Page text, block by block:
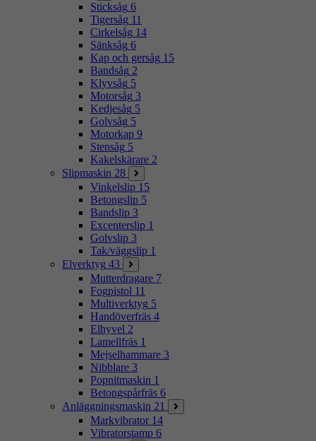
Sticksåg 6
Tigersåg 11
Cirkelsåg 14
Sänksåg 6
Kap och gersåg 15
Bandsåg 2
Klyvsåg 5
Motorsåg 3
Kedjesåg 5
Golvsåg 5
Motorkap 9
Stensåg 5
Kakelskärare 2
Slipmaskin 28
Vinkelslip 15
Betongslip 5
Bandslip 3
Excenterslip 1
Golvslip 3
Tak/väggslip 1
Elverktyg 43
Mutterdragare 7
Fogpistol 11
Multiverktyg 5
Handöverfräs 4
Elhyvel 2
Lamellfräs 1
Mejselhammare 3
Nibblare 3
Popnitmaskin 1
Betongspårfräs 6
Anläggningsmaskin 21
Markvibrator 14
Vibratorstamp 6